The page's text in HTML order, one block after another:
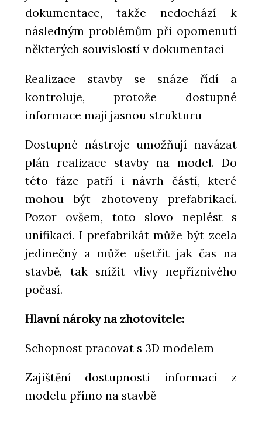
dokumentace, takže nedochází k
následným problémům při opomenutí
některých souvislostí v dokumentaci
Realizace stavby se snáze řídí a
kontroluje, protože dostupné
informace mají jasnou strukturu
Dostupné nástroje umožňují navázat
plán realizace stavby na model. Do
této fáze patří i návrh částí, které
mohou být zhotoveny prefabrikací.
Pozor ovšem, toto slovo neplést s
unifikací. I prefabrikát může být zcela
jedinečný a může ušetřit jak čas na
stavbě, tak snížit vlivy nepříznivého
počasí.
Hlavní nároky na zhotovitele:
Schopnost pracovat s 3D modelem
Zajištění dostupnosti informací z
modelu přímo na stavbě